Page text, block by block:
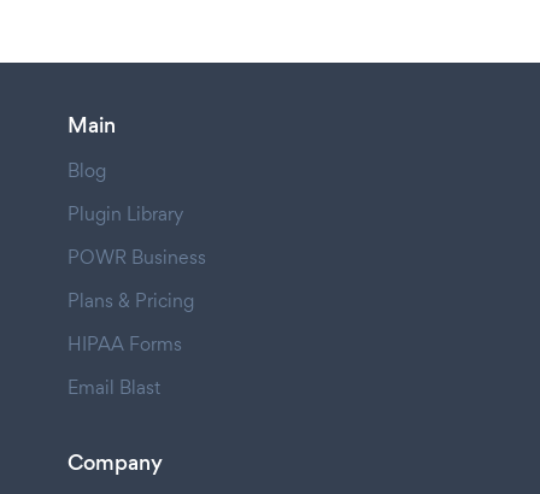
Main
Blog
Plugin Library
POWR Business
Plans & Pricing
HIPAA Forms
Email Blast
Company